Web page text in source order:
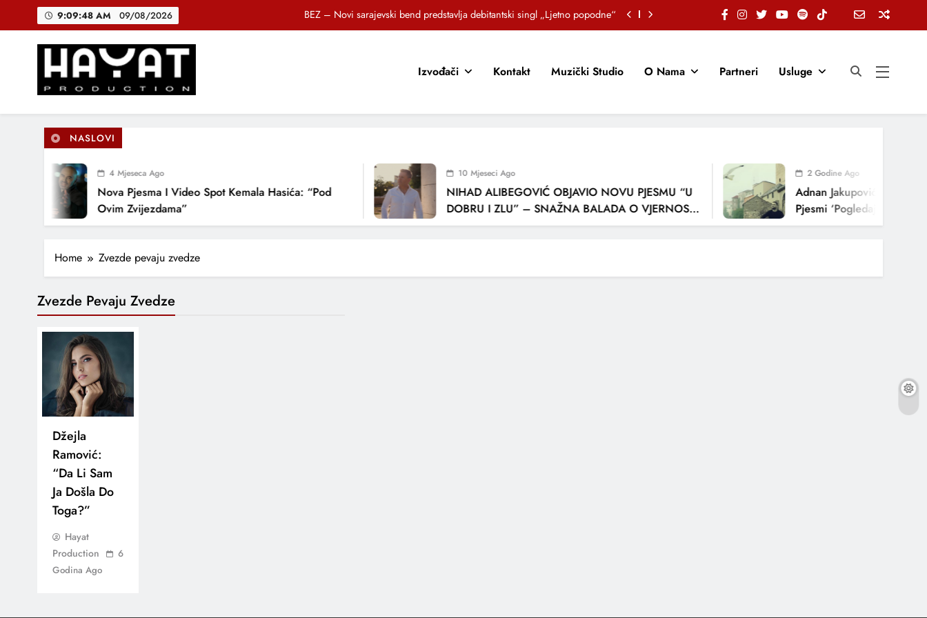
9:09:48 AM 09/08/2026
BEZ – Novi sarajevski bend predstavlja debitantski singl „Ljetno popodne“
DJEČIJI HOR SUNCOKRETI KROZ PJESMU POZVALI MALIŠANE NA DOBRE NAVIKE
DJEČIJI HOR SUNCOKRETI KROZ PJESMU POZVALI MALIŠANE NA DOBRE NAVIKE
Hayat Production
Promocija domaće muzike
Izvođači Kontakt Muzički Studio O Nama Partneri Usluge
NASLOVI
4 Mjeseca Ago
Nova Pjesma I Video Spot Kemala Hasića: “Pod
Ovim Zvijezdama”
10 Mjeseci Ago
NIHAD ALIBEGOVIĆ OBJAVIO NOVU PJESMU “U
DOBRU I ZLU” – SNAŽNA BALADA O VJERNOSTI,
LJUBAVI I VREMENU KOJE NAS MIJENJA
2 Godine Ago
Adnan Jakupović Donosi
Pjesmi ‘Pogledaj Me’
Home Zvezde pevaju zvedze
Zvezde Pevaju Zvedze
Džejla
Ramović:
“Da Li Sam
Ja Došla Do
Toga?”
Hayat
Production
6
Godina Ago